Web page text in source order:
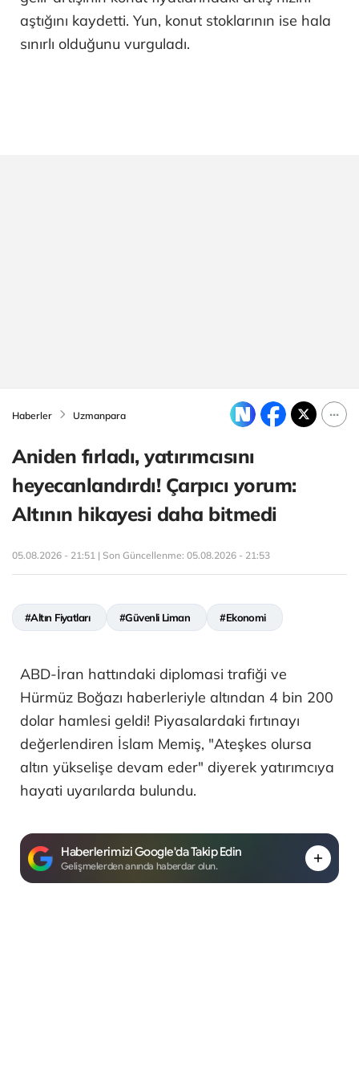
aştığını kaydetti. Yun, konut stoklarının ise hala
sınırlı olduğunu vurguladı.
Haberler Uzmanpara
Aniden fırladı, yatırımcısını
heyecanlandırdı! Çarpıcı yorum:
Altının hikayesi daha bitmedi
05.08.2026 - 21:51 | Son Güncellenme: 05.08.2026 - 21:53
#Altın Fiyatları #Güvenli Liman #Ekonomi
ABD-İran hattındaki diplomasi trafiği ve
Hürmüz Boğazı haberleriyle altından 4 bin 200
dolar hamlesi geldi! Piyasalardaki fırtınayı
değerlendiren İslam Memiş, "Ateşkes olursa
altın yükselişe devam eder" diyerek yatırımcıya
hayati uyarılarda bulundu.
Haberlerimizi Google'da Takip Edin
Gelişmelerden anında haberdar olun.